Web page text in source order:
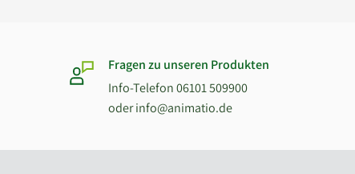
Fragen zu unseren Produkten
Info-Telefon 06101 509900
oder info@animatio.de